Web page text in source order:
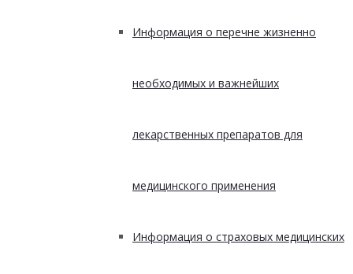
Информация о перечне жизненно
необходимых и важнейших
лекарственных препаратов для
медицинского применения
Информация о страховых медицинских